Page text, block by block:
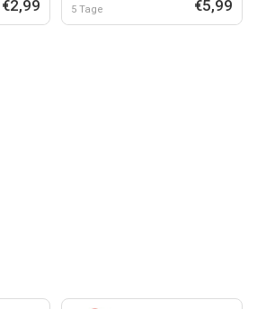
€2,99 5 Tage €5,99